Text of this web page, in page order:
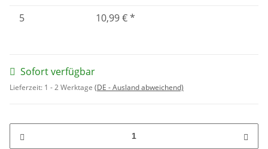
5
10,99 €*
Sofort verfügbar
Lieferzeit: 1 - 2 Werktage (DE - Ausland abweichend)